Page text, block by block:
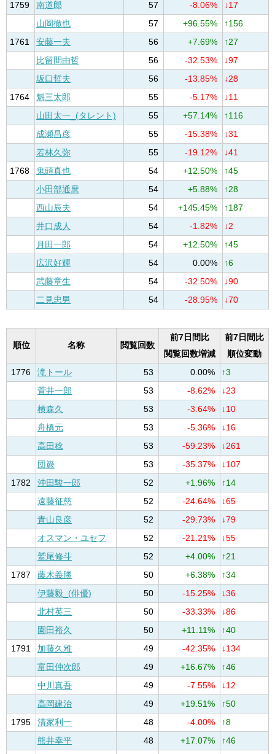
1759
南道郎 57 -8.06%
↓17
山岡徹也
57 +96.55%
↑156
1761
安藤一夫 56 +7.69%
↑27
比留間由哲
56 -32.53%
↓97
坂口哲夫
56 -13.85%
↓28
1764
魁三太郎 55 -5.17%
↓11
山田太一_(タレント)
55 +57.14%
↑116
成瀬昌彦
55 -15.38%
↓31
若林久弥
55 -19.12%
↓41
1768
鬼頭真也 54 +12.50%
↑45
小田部通麿
54 +5.88%
↑28
西山辰夫
54 +145.45%
↑187
井口成人
54 -1.82%
↓2
月田一郎
54 +12.50%
↑45
広沢好輝
54 0.00%
↑6
武藤章生
54 -32.50%
↓90
二見忠男
54 -28.95% ↓70
順位 名称 閲覧回数
前7日間比
閲覧回数増減
前7日間比
順位変動
1776
滝トール 53 0.00%
↑3
菅井一郎
53 -8.62%
↓23
横森久
53 -3.64%
↓10
舟橋元
53 -5.36%
↓16
高田稔
53 -59.23%
↓261
団巌
53 -35.37%
↓107
1782
沖田駿一郎 52 +1.96%
↑14
遠藤征慈
52 -24.64%
↓65
青山良彦
52 -29.73%
↓79
オスマン・ユセフ
52 -21.21%
↓55
鷲尾修斗
52 +4.00%
↑21
1787
藤木義勝 50 +6.38%
↑34
伊藤毅_(俳優)
50 -15.25%
↓36
北村英三
50 -33.33%
↓86
園田裕久
50 +11.11%
↑40
1791
加藤久雅 49 -42.35%
↓134
富田仲次郎
49 +16.67%
↑46
中川真吾
49 -7.55%
↓12
高岡建治
49 +19.51%
↑50
1795
清家利一 48 -4.00%
↑8
熊井幸平
48 +17.07%
↑46